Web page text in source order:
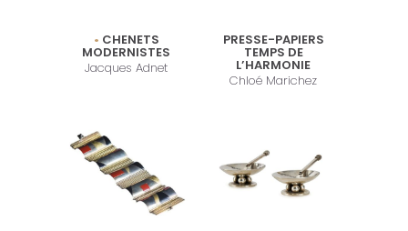
CHENETS
MODERNISTES
Jacques Adnet
PRESSE-PAPIERS
TEMPS DE
L’HARMONIE
Chloé Marichez